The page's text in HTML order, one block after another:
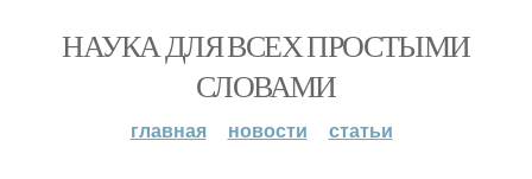
НАУКА ДЛЯ ВСЕХ ПРОСТЫМИ
СЛОВАМИ
главная новости статьи